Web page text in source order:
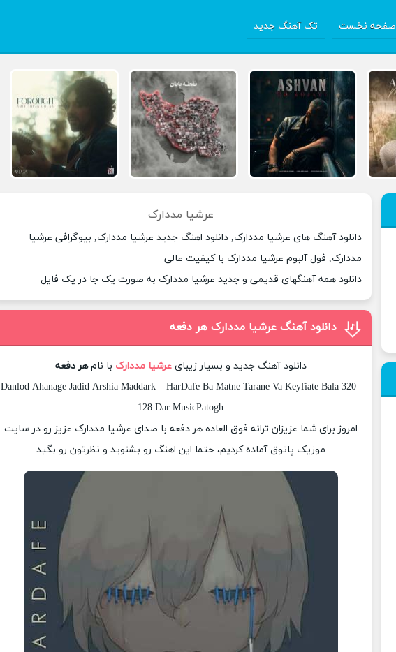
صفحه نخست تک آهنگ جدید
عرشیا مددارک
دانلود آهنگ های عرشیا مددارک, دانلود اهنگ جدید عرشیا مددارک, بیوگرافی عرشیا
مددارک, فول آلبوم عرشیا مددارک با کیفیت عالی
دانلود همه آهنگهای قدیمی و جدید عرشیا مددارک به صورت یک جا در یک فایل
دانلود آهنگ عرشیا مددارک هر دفعه
دانلود آهنگ جدید و بسیار زیبایعرشیا مددارک با نامهر دفعه
Danlod Ahanage Jadid Arshia Maddark – HarDafe Ba Matne Tarane Va Keyfiate Bala 320 |
128 Dar MusicPatogh
امروز برای شما عزیزان ترانه فوق العاده هر دفعه با صدای عرشیا مددارک عزیز رو در سایت
موزیک پاتوق آماده کردیم، حتما این اهنگ رو بشنوید و نظرتون رو بگید